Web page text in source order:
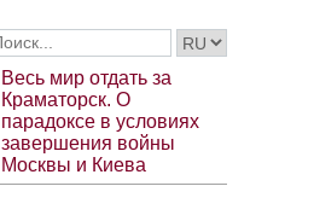
Весь мир отдать за
Краматорск. О
парадоксе в условиях
завершения войны
Москвы и Киева